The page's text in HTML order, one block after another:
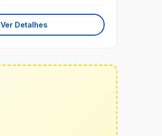
Ver Detalhes